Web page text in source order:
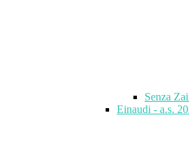
Senza
Einaudi - a.s.